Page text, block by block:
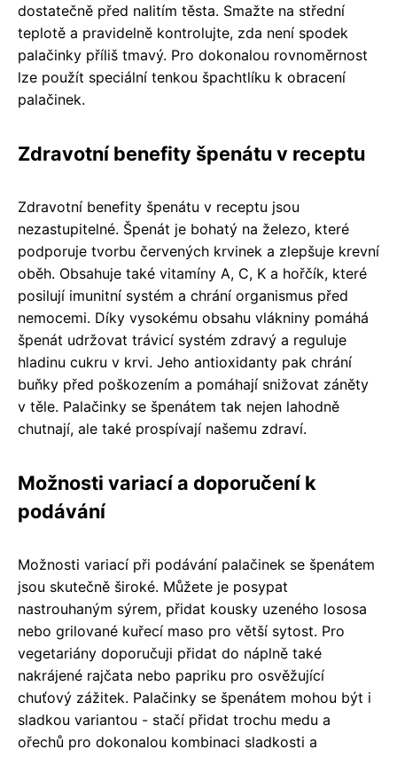
dostatečně před nalitím těsta. Smažte na střední
teplotě a pravidelně kontrolujte, zda není spodek
palačinky příliš tmavý. Pro dokonalou rovnoměrnost
lze použít speciální tenkou špachtlíku k obracení
palačinek.
Zdravotní benefity špenátu v receptu
Zdravotní benefity špenátu v receptu jsou
nezastupitelné. Špenát je bohatý na železo, které
podporuje tvorbu červených krvinek a zlepšuje krevní
oběh. Obsahuje také vitamíny A, C, K a hořčík, které
posilují imunitní systém a chrání organismus před
nemocemi. Díky vysokému obsahu vlákniny pomáhá
špenát udržovat trávicí systém zdravý a reguluje
hladinu cukru v krvi. Jeho antioxidanty pak chrání
buňky před poškozením a pomáhají snižovat záněty
v těle. Palačinky se špenátem tak nejen lahodně
chutnají, ale také prospívají našemu zdraví.
Možnosti variací a doporučení k
podávání
Možnosti variací při podávání palačinek se špenátem
jsou skutečně široké. Můžete je posypat
nastrouhaným sýrem, přidat kousky uzeného lososa
nebo grilované kuřecí maso pro větší sytost. Pro
vegetariány doporučuji přidat do náplně také
nakrájené rajčata nebo papriku pro osvěžující
chuťový zážitek. Palačinky se špenátem mohou být i
sladkou variantou - stačí přidat trochu medu a
ořechů pro dokonalou kombinaci sladkosti a